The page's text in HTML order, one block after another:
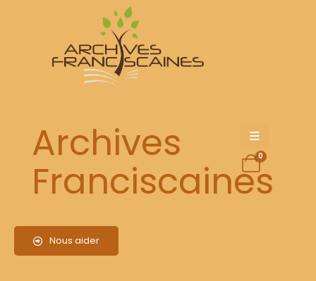
Archives
Franciscaines
Nous aider
0